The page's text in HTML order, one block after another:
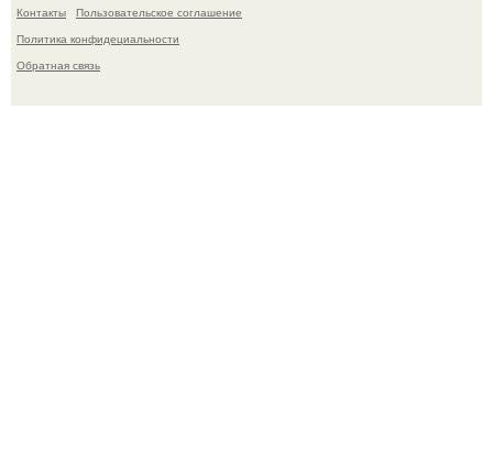
Контакты
Пользовательское соглашение
Политика конфидециальности
Обратная связь